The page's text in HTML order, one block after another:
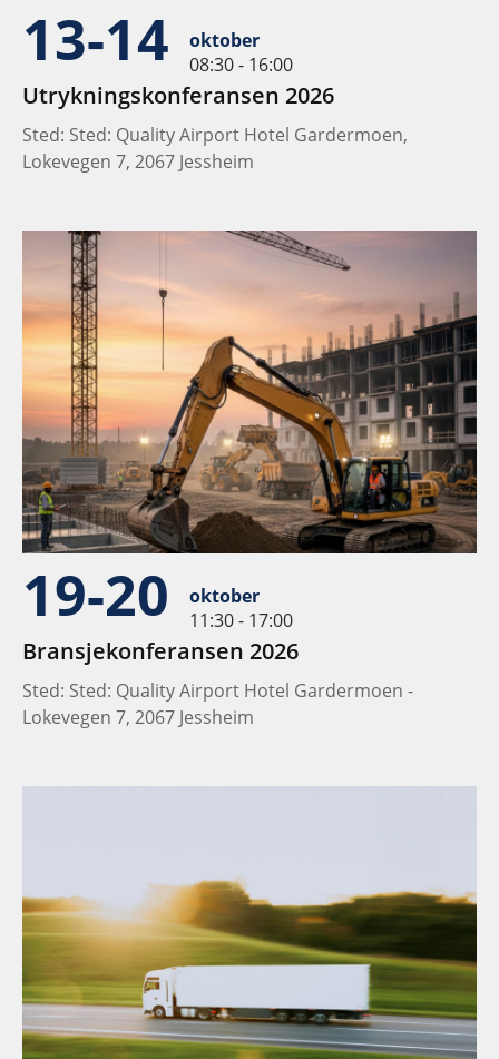
13-14
oktober
08:30 - 16:00
Utrykningskonferansen 2026
Sted: Sted: Quality Airport Hotel Gardermoen,
Lokevegen 7, 2067 Jessheim
19-20
oktober
11:30 - 17:00
Bransjekonferansen 2026
Sted: Sted: Quality Airport Hotel Gardermoen -
Lokevegen 7, 2067 Jessheim